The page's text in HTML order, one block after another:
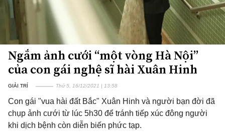
Ngắm ảnh cưới “một vòng Hà Nội”
của con gái nghệ sĩ hài Xuân Hinh
GIẢI TRÍ Thứ 5, 16/12/2021 | 13:58
Con gái "vua hài đất Bắc" Xuân Hinh và người bạn đời đã
chụp ảnh cưới từ lúc 5h30 để tránh tiếp xúc đông người
khi dịch bệnh còn diễn biến phức tạp.